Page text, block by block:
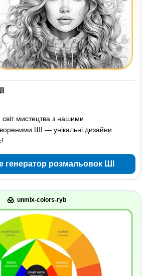
світ мистецтва з нашими
ШІ — унікальні дизайни
генератор розмальовок ШІ
unmix-colors-ryb